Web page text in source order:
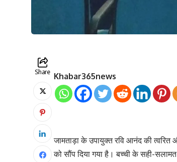
Share Khabar365news
जामताड़ा के उपायुक्त रवि आनंद की
को सौंप दिया गया है। बच्ची के सही-